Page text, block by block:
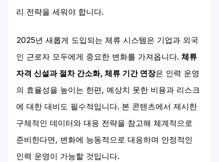
리 전략을 세워야 합니다.
2025년 새롭게 도입되는 체류 시스템은 기업과 외국
인 근로자 모두에게 중요한 변화를 가져옵니다.체류
자격 신설과 절차 간소화, 체류 기간 연장은 인력 운영
의 효율성을 높이는 한편, 예상치 못한 비용과 리스크
에 대한 대비도 필수적입니다. 본 콘텐츠에서 제시한
구체적인 데이터와 대응 전략을 참고해 체계적으로
준비한다면, 변화에 능동적으로 대응하며 안정적인
인력 운영이 가능할 것입니다.